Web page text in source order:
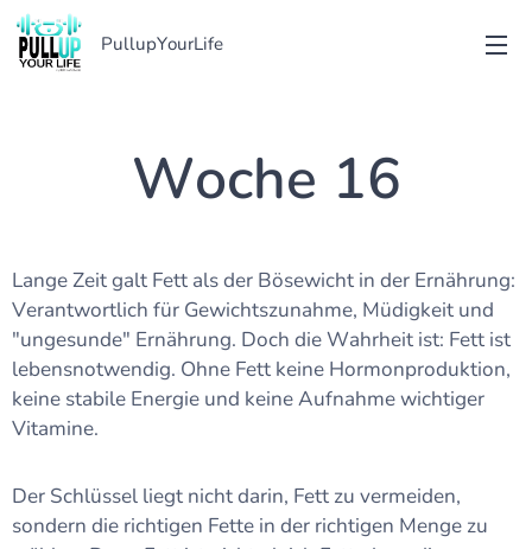
PullupYourLife
Woche 16
Lange Zeit galt Fett als der Bösewicht in der Ernährung:
Verantwortlich für Gewichtszunahme, Müdigkeit und
"ungesunde" Ernährung. Doch die Wahrheit ist: Fett ist
lebensnotwendig. Ohne Fett keine Hormonproduktion,
keine stabile Energie und keine Aufnahme wichtiger
Vitamine.
Der Schlüssel liegt nicht darin, Fett zu vermeiden,
sondern die richtigen Fette in der richtigen Menge zu